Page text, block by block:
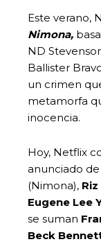
Este verano,
Nimona,
ND
Ballister
un crimen
metamorfa
inocencia.
Hoy, Netflix
anunciado
(Nimona),
Eugene Lee
se suman
Beck